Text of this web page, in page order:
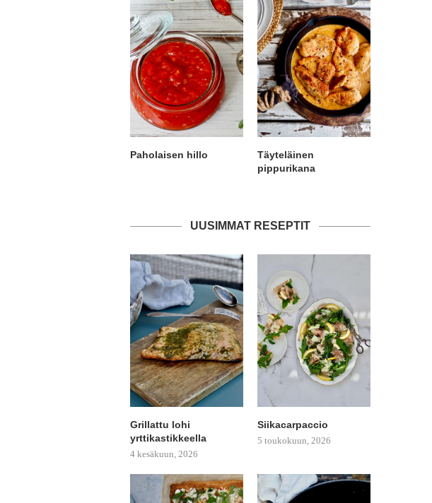
Paholaisen hillo
Täyteläinen
pippurikana
UUSIMMAT RESEPTIT
Grillattu lohi
yrttikastikkeella
4 kesäkuun, 2026
Siikacarpaccio
5 toukokuun, 2026